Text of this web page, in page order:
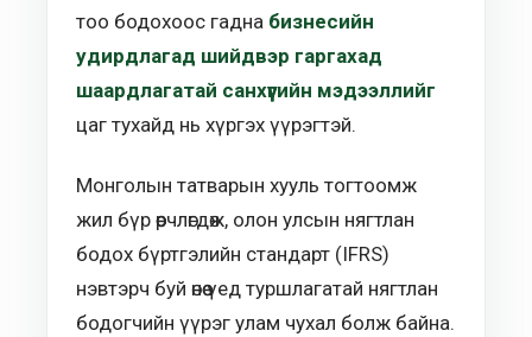
тоо бодохоос гадна бизнесийн
удирдлагад шийдвэр гаргахад
шаардлагатай санхүүгийн мэдээллийг
цаг тухайд нь хүргэх үүрэгтэй.
Монголын татварын хууль тогтоомж
жил бүр өөрчлөгдөж, олон улсын нягтлан
бодох бүртгэлийн стандарт (IFRS)
нэвтэрч буй өнөө үед туршлагатай нягтлан
бодогчийн үүрэг улам чухал болж байна.